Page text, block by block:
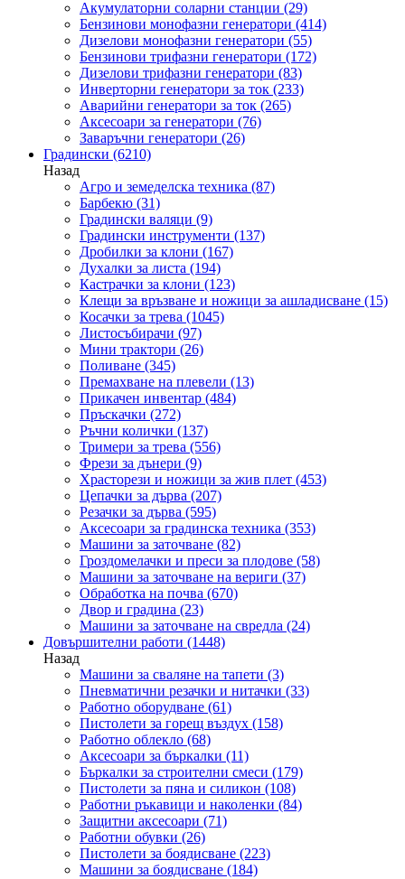
Акумулаторни соларни станции (29)
Бензинови монофазни генератори (414)
Дизелови монофазни генератори (55)
Бензинови трифазни генератори (172)
Дизелови трифазни генератори (83)
Инверторни генератори за ток (233)
Аварийни генератори за ток (265)
Аксесоари за генератори (76)
Заваръчни генератори (26)
Градински (6210)
Назад
Агро и земеделска техника (87)
Барбекю (31)
Градински валяци (9)
Градински инструменти (137)
Дробилки за клони (167)
Духалки за листа (194)
Кастрачки за клони (123)
Клещи за връзване и ножици за ашладисване (15)
Косачки за трева (1045)
Листосъбирачи (97)
Мини трактори (26)
Поливане (345)
Премахване на плевели (13)
Прикачен инвентар (484)
Пръскачки (272)
Ръчни колички (137)
Тримери за трева (556)
Фрези за дънери (9)
Храсторези и ножици за жив плет (453)
Цепачки за дърва (207)
Резачки за дърва (595)
Аксесоари за градинска техника (353)
Машини за заточване (82)
Гроздомелачки и преси за плодове (58)
Машини за заточване на вериги (37)
Обработка на почва (670)
Двор и градина (23)
Машини за заточване на свредла (24)
Довършителни работи (1448)
Назад
Машини за сваляне на тапети (3)
Пневматични резачки и нитачки (33)
Работно оборудване (61)
Пистолети за горещ въздух (158)
Работно облекло (68)
Аксесоари за бъркалки (11)
Бъркалки за строителни смеси (179)
Пистолети за пяна и силикон (108)
Работни ръкавици и наколенки (84)
Защитни аксесоари (71)
Работни обувки (26)
Пистолети за боядисване (223)
Машини за боядисване (184)